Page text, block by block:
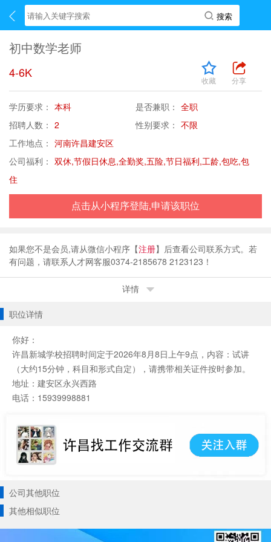
初中数学老师
4-6K
收藏 分享
学历要求： 本科 是否兼职： 全职
招聘人数： 2 性别要求： 不限
工作地点： 河南许昌建安区
公司福利： 双休,节假日休息,全勤奖,五险,节日福利,工龄,包吃,包
住
点击从小程序登陆,申请该职位
如果您不是会员,请从微信小程序【注册】后查看公司联系方式。若
有问题，请联系人才网客服0374-2185678 2123123！
详情
职位详情
你好：
许昌新城学校招聘时间定于2026年8月8日上午9点，内容：试讲
（大约15分钟，科目和形式自定），请携带相关证件按时参加。
地址：建安区永兴西路
电话：15939998881
公司其他职位
其他相似职位